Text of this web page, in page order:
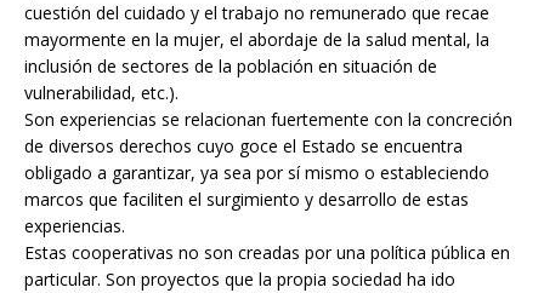
cuestión del cuidado y el trabajo no remunerado que recae
mayormente en la mujer, el abordaje de la salud mental, la
inclusión de sectores de la población en situación de
vulnerabilidad, etc.).
Son experiencias se relacionan fuertemente con la concreción
de diversos derechos cuyo goce el Estado se encuentra
obligado a garantizar, ya sea por sí mismo o estableciendo
marcos que faciliten el surgimiento y desarrollo de estas
experiencias.
Estas cooperativas no son creadas por una política pública en
particular. Son proyectos que la propia sociedad ha ido